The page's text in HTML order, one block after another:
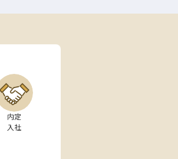
内定
入社